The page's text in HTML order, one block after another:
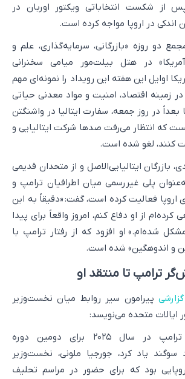
از شکست انتخاباتی ویکتور اوربان در
اندکی در اروپا مواجه کرده است.
دو روزه «بازرگانی، سرمایه‌گذاری، علم و
آمریکا» در هتل بیلت‌مور میامی سخنرانی
اوایل این هفته این رویداد را نمونه‌ای مهم
زمینه اقتصاد، امنیت و مواد معدنی حیاتی
بعداً در روز جمعه، سفارت ایتالیا در واشنگتن
که انتظار می‌رفت صدها شرکت ایتالیایی و
کنند، لغو شده است.
بازرگان ایتالیایی‌الاصل و از متحدان قدیمی
پلی غیررسمی میان اطرافیان ترامپ و
اروپا فعالیت کرده است، گفت: «دقیقاً به این
از او دفاع کنم، امروز واقعاً برای پیدا
شده‌ام.» او افزود که از رفتار ترامپ با
و اندوهگین» شده است.
ترامپ تا منتقد او
پیرامون سیر روابط میان نخست‌وزیر
ایالات متحده می‌نویسد:
زمانی که دونالد ترامپ در سال ۲۰۲۵ برای دومین دوره
یاد کرد، جورجیا ملونی، نخست‌وزیر
اروپایی بود که برای حضور در مراسم تحلیف